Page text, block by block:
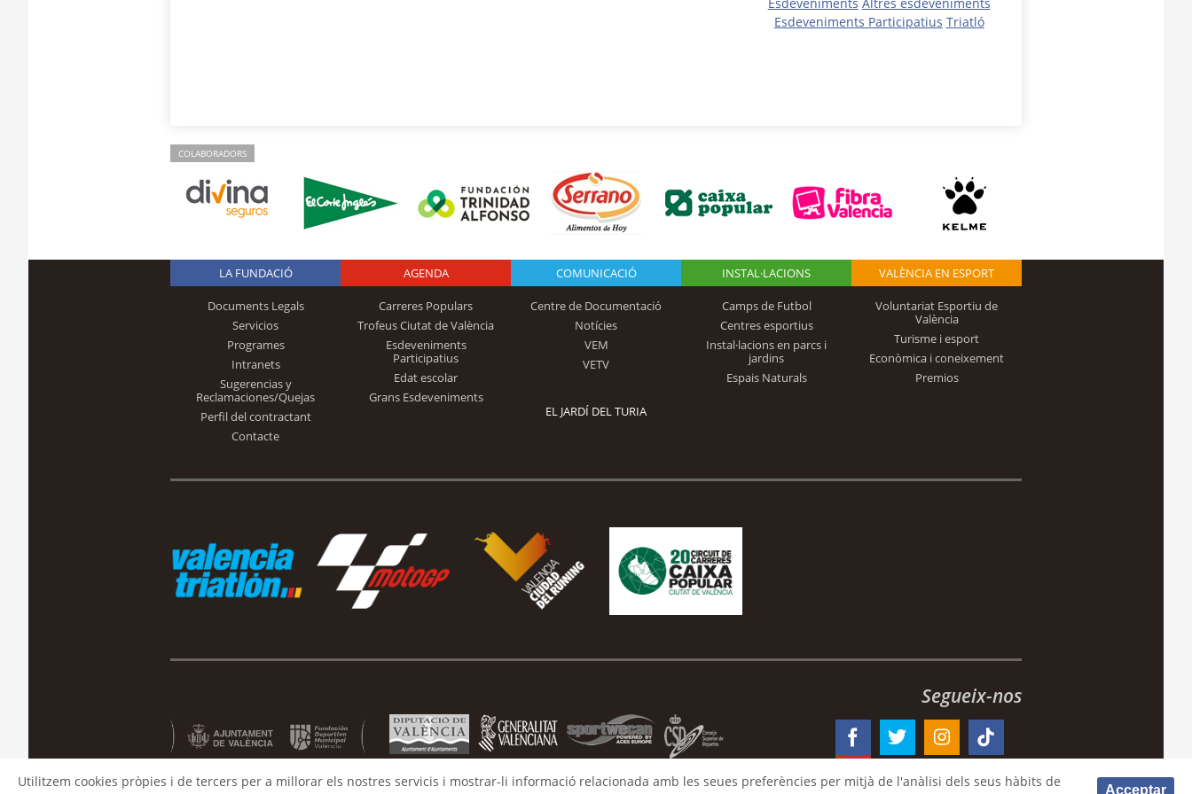
Esdeveniments Participatius Triatló
COLABORADORS
Logo Fundación
Trinidad Alfonso
LA FUNDACIÓ
Documents Legals
Servicios
Programes
Intranets
Sugerencias y
Reclamaciones/Quejas
Perfil del contractant
Contacte
AGENDA
Carreres Populars
Trofeus Ciutat de València
Esdeveniments
Participatius
Edat escolar
Grans Esdeveniments
COMUNICACIÓ
Centre de Documentació
Notícies
VEM
VETV
INSTAL·LACIONS
Camps de Futbol
Centres esportius
Instal·lacions en parcs i
jardins
Espais Naturals
VALÈNCIA EN ESPORT
Voluntariat Esportiu de
València
Turisme i esport
Econòmica i coneixement
Premios
EL JARDÍ DEL TURIA
Segueix-nos
Utilitzem cookies pròpies i de tercers per a millorar els nostres servicis i mostrar-li informació relacionada amb les seues preferències per mitjà de l'anàlisi dels seus hàbits de
Acceptar